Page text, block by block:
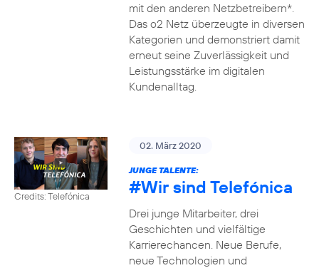
mit den anderen Netzbetreibern*.
Das o2 Netz überzeugte in diversen
Kategorien und demonstriert damit
erneut seine Zuverlässigkeit und
Leistungsstärke im digitalen
Kundenalltag.
Credits: Telefónica
02. März 2020
JUNGE TALENTE:
#Wirsind Telefónica
Drei junge Mitarbeiter, drei
Geschichten und vielfältige
Karrierechancen. Neue Berufe,
neue Technologien und